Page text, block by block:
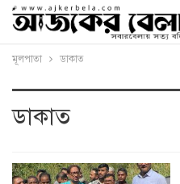
মূলপাতা ডাকাত
ডাকাত